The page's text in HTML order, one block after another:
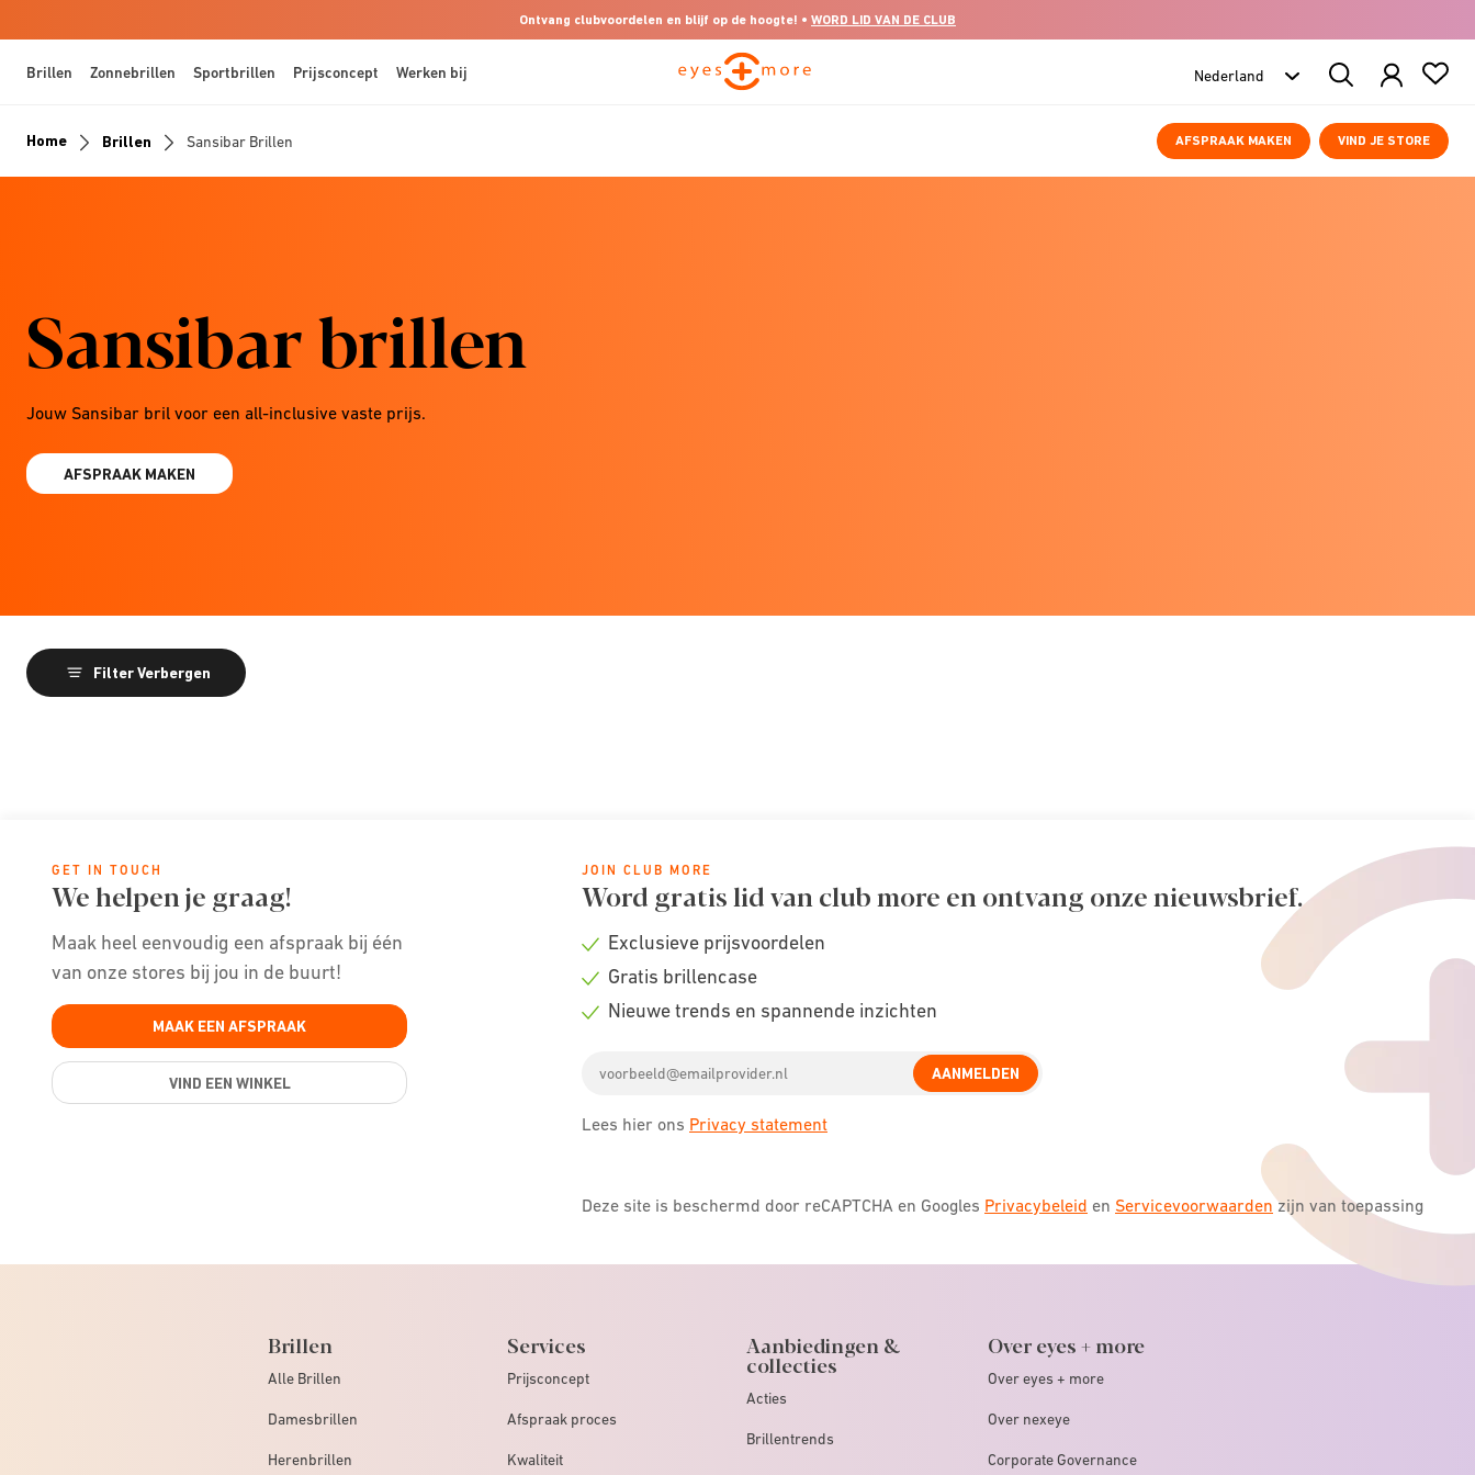
Ontvang clubvoordelen en blijf op de hoogte! • WORD LID VAN DE CLUB
Brillen Zonnebrillen Sportbrillen Prijsconcept Werken bij
Search
Products
AFSPRAAK MAKEN VIND JE STORE
Home Brillen Sansibar Brillen
Sansibar brillen
Jouw Sansibar bril voor een all-inclusive vaste prijs.
AFSPRAAK MAKEN
Filter Verbergen
GET IN TOUCH
We helpen je graag!
Maak heel eenvoudig een afspraak bij één
van onze stores bij jou in de buurt!
MAAK EEN AFSPRAAK
VIND EEN WINKEL
JOIN CLUB MORE
Word gratis lid van club more en ontvang onze nieuwsbrief.
Check
Exclusieve prijsvoordelen
Check
Gratis brillencase
Nieuwe trends en spannende inzichten
address
AANMELDEN
Lees hier ons Privacy statement
Deze site is beschermd door reCAPTCHA en Googles Privacybeleid en Servicevoorwaardenzijn van toepassing
Brillen
Alle Brillen
Damesbrillen
Herenbrillen
Services
Prijsconcept
Afspraak proces
Kwaliteit
Aanbiedingen &
collecties
Acties
Brillentrends
Over eyes + more
Over eyes + more
Over nexeye
Corporate Governance